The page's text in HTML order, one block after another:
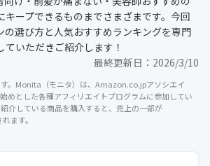
キープできるものまでさまざまです。今回
の選び方と人気おすすめランキングを専門
いただきご紹介します！
最終更新日： 2026/3/10
す。Monita（モニタ）は、Amazon.co.jpアソシエイ
めとした各種アフィリエイトプログラムに参加してい
介している商品を購入すると、売上の一部が
ます。